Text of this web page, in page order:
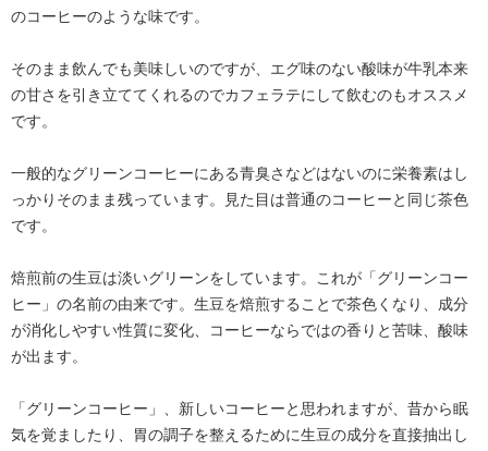
のコーヒーのような味です。
そのまま飲んでも美味しいのですが、エグ味のない酸味が牛乳本来
の甘さを引き立ててくれるのでカフェラテにして飲むのもオススメ
です。
一般的なグリーンコーヒーにある青臭さなどはないのに栄養素はし
っかりそのまま残っています。見た目は普通のコーヒーと同じ茶色
です。
焙煎前の生豆は淡いグリーンをしています。これが「グリーンコー
ヒー」の名前の由来です。生豆を焙煎することで茶色くなり、成分
が消化しやすい性質に変化、コーヒーならではの香りと苦味、酸味
が出ます。
「グリーンコーヒー」、新しいコーヒーと思われますが、昔から眠
気を覚ましたり、胃の調子を整えるために生豆の成分を直接抽出し